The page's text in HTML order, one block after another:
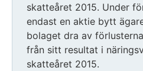
skatteåret 2015. Under
endast en aktie bytt
bolaget dra av
från sitt resultat i
skatteåret 2015.